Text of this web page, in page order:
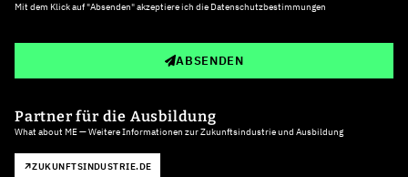
Mit dem Klick auf "Absenden" akzeptiere ich die Datenschutzbestimmungen
ABSENDEN
Partner für die Ausbildung
What about ME — Weitere Informationen zur Zukunftsindustrie und Ausbildung
ZUKUNFTSINDUSTRIE.DE